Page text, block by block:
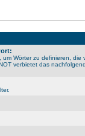
Wörter zu definieren, die
verbietet das